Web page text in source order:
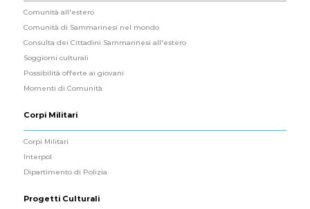
Comunità all'estero
Comunità di Sammarinesi nel mondo
Consulta dei Cittadini Sammarinesi all'estero
Soggiorni culturali
Possibilità offerte ai giovani
Momenti di Comunità
Corpi Militari
Corpi Militari
Interpol
Dipartimento di Polizia
Progetti Culturali